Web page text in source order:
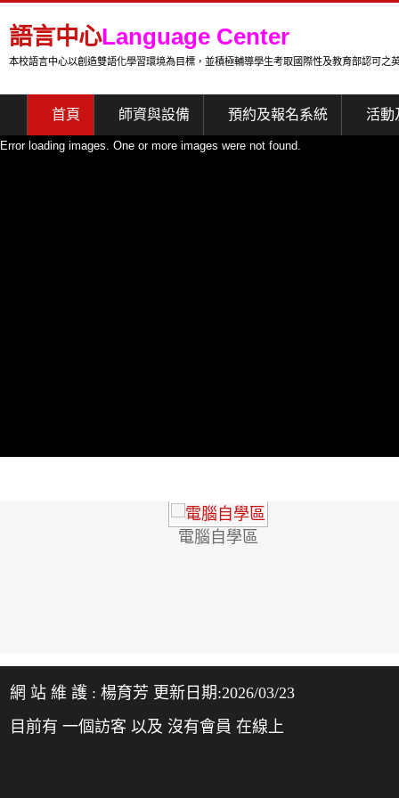
語言中心Language Center
本校語言中心以創造雙語化學習環境為目標，並積極輔導學生考取國際性及教育部認可之
首頁 師資與設備 預約及報名系統 活動
Error loading images. One or more images were not found.
電腦自學區
網 站 維 護 : 楊育芳 更新日期:2026/03/23
目前有 一個訪客 以及 沒有會員 在線上